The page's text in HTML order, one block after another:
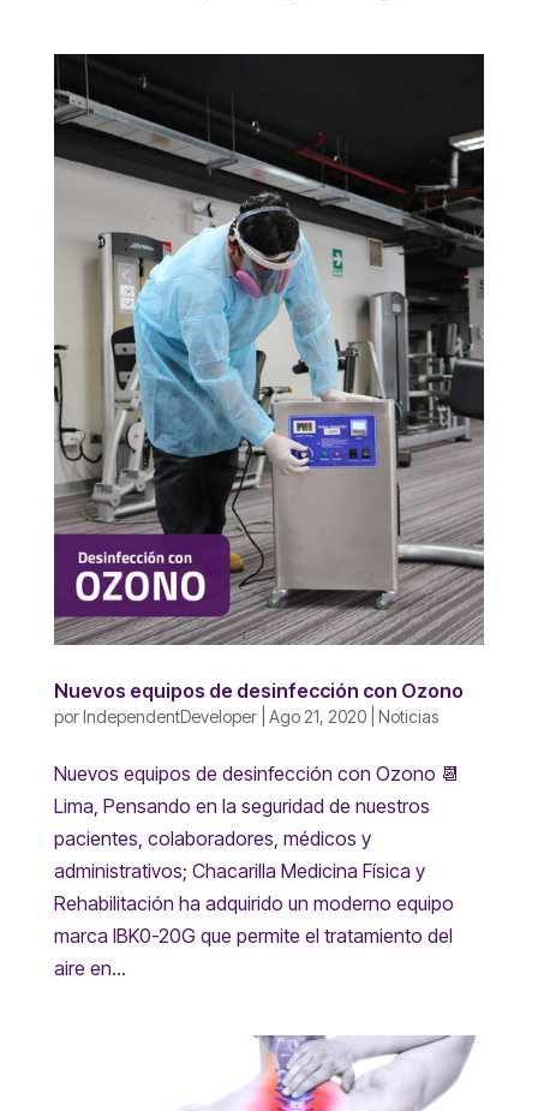
Nuevos equipos de desinfección con Ozono
porIndependentDeveloper| Ago 21, 2020| Noticias
Nuevos equipos de desinfección con Ozono 📆
Lima, Pensando en la seguridad de nuestros
pacientes, colaboradores, médicos y
administrativos; Chacarilla Medicina Física y
Rehabilitación ha adquirido un moderno equipo
marca IBK0-20G que permite el tratamiento del
aire en...